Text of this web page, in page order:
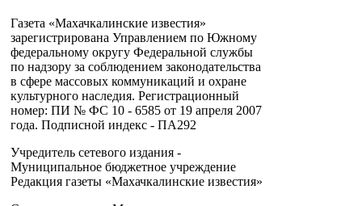
Газета «Махачкалинские известия»
зарегистрирована Управлением по Южному
федеральному округу Федеральной службы
по надзору за соблюдением законодательства
в сфере массовых коммуникаций и охране
культурного наследия. Регистрационный
номер: ПИ № ФС 10 - 6585 от 19 апреля 2007
года. Подписной индекс - ПА292
Учредитель сетевого издания -
Муниципальное бюджетное учреждение
Редакция газеты «Махачкалинские известия»